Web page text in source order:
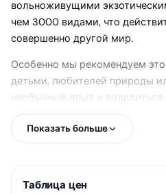
вольноживущими
чем 3000 видами, что
совершенно другой мир.
Особенно мы рекомендуем
детьми, любителей природы
необычный опыт и поделиться
Показать больше
Таблица цен